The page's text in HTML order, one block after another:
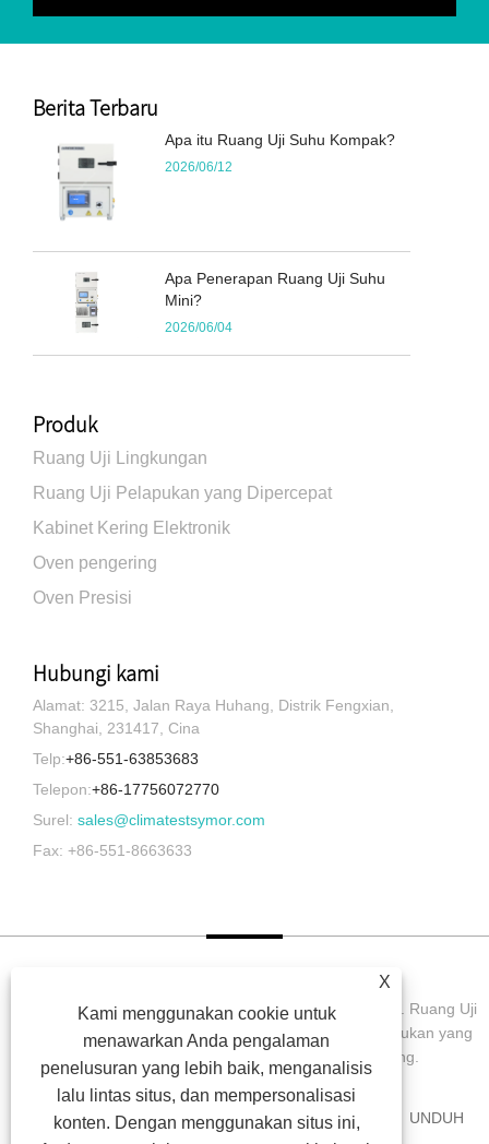
Berita Terbaru
Apa itu Ruang Uji Suhu Kompak?
2026/06/12
Apa Penerapan Ruang Uji Suhu
Mini?
2026/06/04
Produk
Ruang Uji Lingkungan
Ruang Uji Pelapukan yang Dipercepat
Kabinet Kering Elektronik
Oven pengering
Oven Presisi
Hubungi kami
Alamat: 3215, Jalan Raya Huhang, Distrik Fengxian,
Shanghai, 231417, Cina
Telp:+86-551-63853683
Telepon:+86-17756072770
Surel: sales@climatestsymor.com
Fax: +86-551-8663633
Hak Cipta © 2022 Symor Instrument Equipment Co., Ltd. Ruang Uji
Lingkungan, Kabinet Kering Elektronik, Ruang Uji Pelapukan yang
Dipercepat Semua Hak dilindungi undang-undang.
RUMAH TENTANG KAMI PRODUK BERITA
UNDUH
X
Kami menggunakan cookie untuk
menawarkan Anda pengalaman
penelusuran yang lebih baik, menganalisis
lalu lintas situs, dan mempersonalisasi
konten. Dengan menggunakan situs ini,